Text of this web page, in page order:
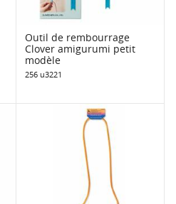
Outil de rembourrage
Clover amigurumi petit
modèle
256 u3221